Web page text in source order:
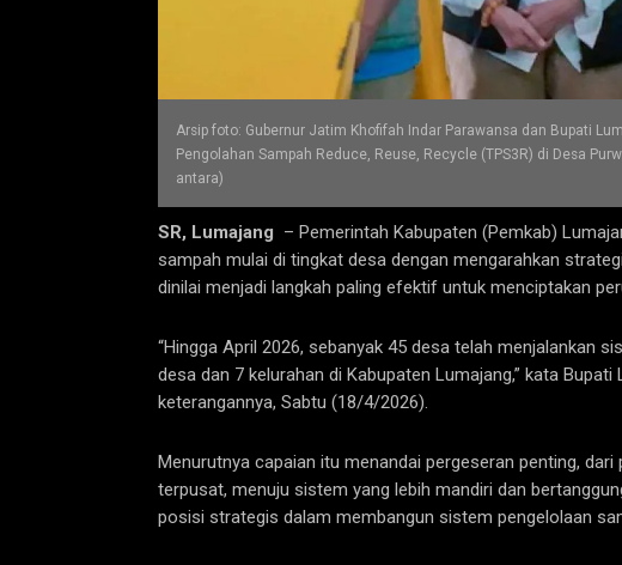
Arsip foto: Gubernur Jatim Khofifah Indar Parawansa dan Bupati
Pengolahan Sampah Reduce, Reuse, Recycle (TPS3R) di Desa
antara)
SR, Lumajang – Pemerintah Kabupaten (Pemkab)
sampah mulai di tingkat desa dengan mengarahkan
dinilai menjadi langkah paling efektif untuk menciptakan
“Hingga April 2026, sebanyak 45 desa telah menjalankan
desa dan 7 kelurahan di Kabupaten Lumajang,” kata
keterangannya, Sabtu (18/4/2026).
Menurutnya capaian itu menandai pergeseran penting,
terpusat, menuju sistem yang lebih mandiri dan
posisi strategis dalam membangun sistem pengelolaan